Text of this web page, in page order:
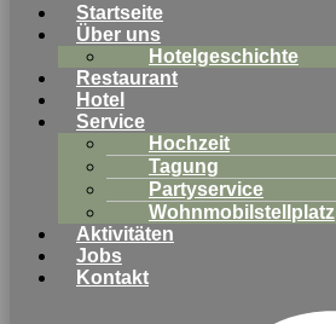
Startseite
Über uns
Hotelgeschichte
Restaurant
Hotel
Service
Hochzeit
Tagung
Partyservice
Wohnmobilstellplatz
Aktivitäten
Jobs
Kontakt